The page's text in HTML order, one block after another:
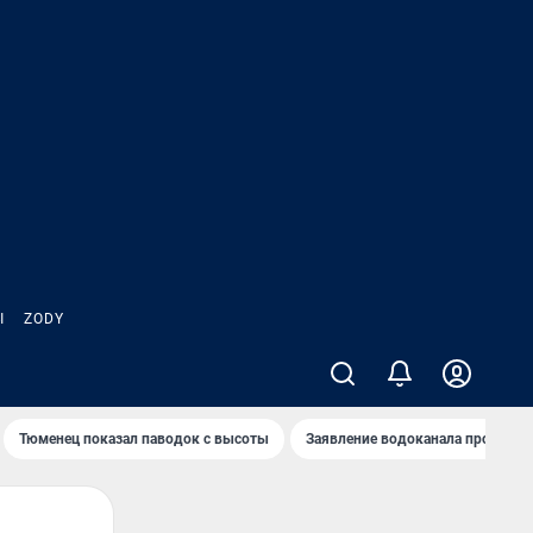
ZODY
Тюменец показал паводок с высоты Заявление водоканала про